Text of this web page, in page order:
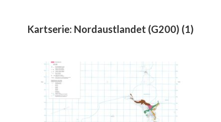
Kartserie: Nordaustlandet (G200) (1)